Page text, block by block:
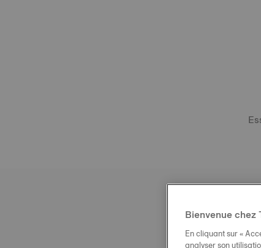
Bienvenue chez
En cliquant sur «
analyser son